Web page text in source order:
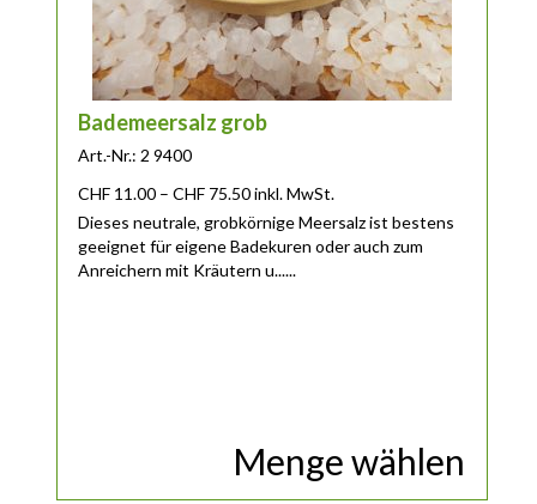
Bademeersalz grob
Art.-Nr.: 2 9400
CHF 11.00 –CHF 75.50Preisspanne: CHF 11.00 bis CHF 75.50
inkl. MwSt.
Dieses neutrale, grobkörnige Meersalz ist bestens
geeignet für eigene Badekuren oder auch zum
Anreichern mit Kräutern u......
Menge wählen